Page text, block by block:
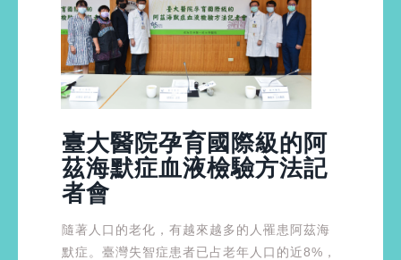
臺大醫院孕育國際級的阿
茲海默症血液檢驗方法記
者會
隨著人口的老化，有越來越多的人罹患阿茲海
默症。臺灣失智症患者已占老年人口的近8%，